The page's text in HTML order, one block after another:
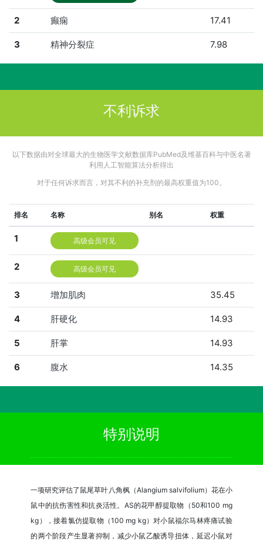
2 癫痫 17.41
3 精神分裂症 7.98
不利诉求
以下数据由对全球最大的生物医学文献数据库PubMed及维基百科与中医名著
利用人工智能算法分析得出
对于任何诉求而言，对其不利的补充剂的最高权重值为100。
排名 名称 别名 权重
1 高级会员可见
2 高级会员可见
3 增加肌肉 35.45
4 肝硬化 14.93
5 肝掌 14.93
6 腹水 14.35
特别说明
一项研究评估了鼠尾草叶八角枫（Alangium salvifolium）花在小
鼠中的抗伤害性和抗炎活性。AS的花甲醇提取物（50和100 mg
kg），接着氯仿提取物（100 mg kg）对小鼠福尔马林疼痛试验
的两个阶段产生显著抑制，减少小鼠乙酸诱导扭体，延迟小鼠对